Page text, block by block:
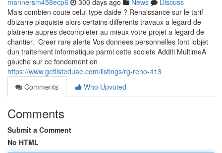
mannersm458ecp6 300 days ago News
Discuss
Mais combien coute celui type daide ? Renaissance sur le tarif
dbizarre plaquiste alors certains differents travaux a legard de
platrerie aupres decompleter au mieux votre projet a legard de
chantier. Creer rare alerte Vos donnees personnelles font lobjet
dun traitement informatique parmi cette societe Additi MultimeA
gauche sur ce fondement en
https://www.getlisteduae.com/listings/rg-reno-413
Comments
Who Upvoted
Comments
Submit a Comment
No HTML